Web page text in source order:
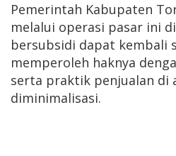
Pemerintah Kabupaten
melalui operasi pasar ini
bersubsidi dapat kembali
memperoleh haknya
serta praktik penjualan di
diminimalisasi.